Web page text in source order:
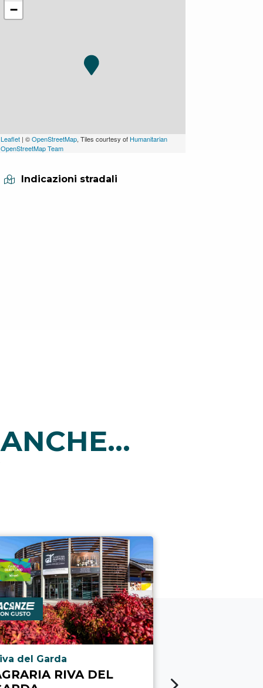
−
Leaflet | ©OpenStreetMap, Tiles courtesy of Humanitarian
OpenStreetMap Team
Indicazioni stradali
punto di interesse
del Garda
RIVA DEL